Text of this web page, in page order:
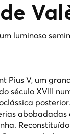
luminoso
Pius V, um
século XVIII